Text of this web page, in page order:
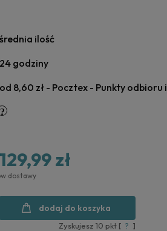
średnia ilość
24 godziny
od 8,60 zł - Pocztex - Punkty odbioru i
129,99 zł
dostawy
dodaj do koszyka
Zyskujesz 10 pkt [ ? ]